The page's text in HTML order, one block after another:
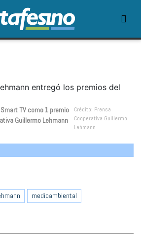
TV como 1 premio
Guillermo Lehmann
Crédito: Prensa
Cooperativa Guillermo
Lehmann
medioambiental